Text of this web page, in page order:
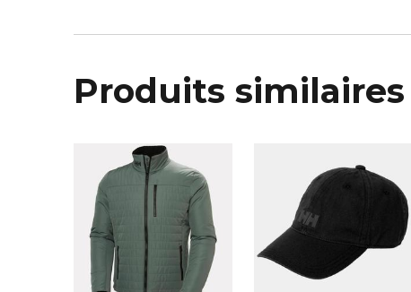
Produits similaires